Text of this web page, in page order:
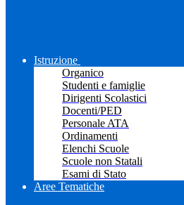
Istruzione
Organico
Studenti e famiglie
Dirigenti Scolastici
Docenti/PED
Personale ATA
Ordinamenti
Elenchi Scuole
Scuole non Statali
Esami di Stato
Aree Tematiche